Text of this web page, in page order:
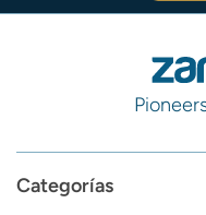
Categorías